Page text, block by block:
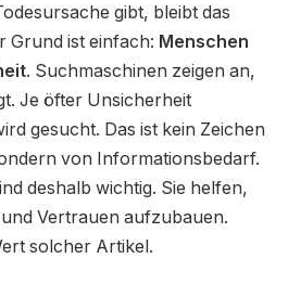
gibt, bleibt das
Grund ist einfach: Menschen
. Suchmaschinen zeigen an,
Je öfter Unsicherheit
gesucht. Das ist kein Zeichen
von Informationsbedarf.
deshalb wichtig. Sie helfen,
Vertrauen aufzubauen.
solcher Artikel.